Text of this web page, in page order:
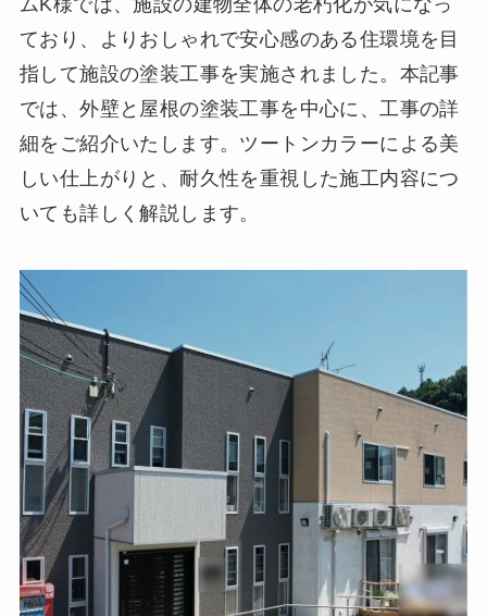
ており、よりおしゃれで安心感のある住環境を目
指して施設の塗装工事を実施されました。本記事
では、外壁と屋根の塗装工事を中心に、工事の詳
細をご紹介いたします。ツートンカラーによる美
しい仕上がりと、耐久性を重視した施工内容につ
いても詳しく解説します。